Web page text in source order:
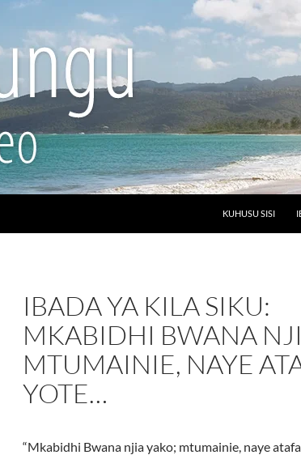
KUHUSU SISI
IBADA YA KILA SIKU:
MKABIDHI BWANA
MTUMAINIE, NAYE
YOTE…
“Mkabidhi Bwana njia yako; mtumainie, naye